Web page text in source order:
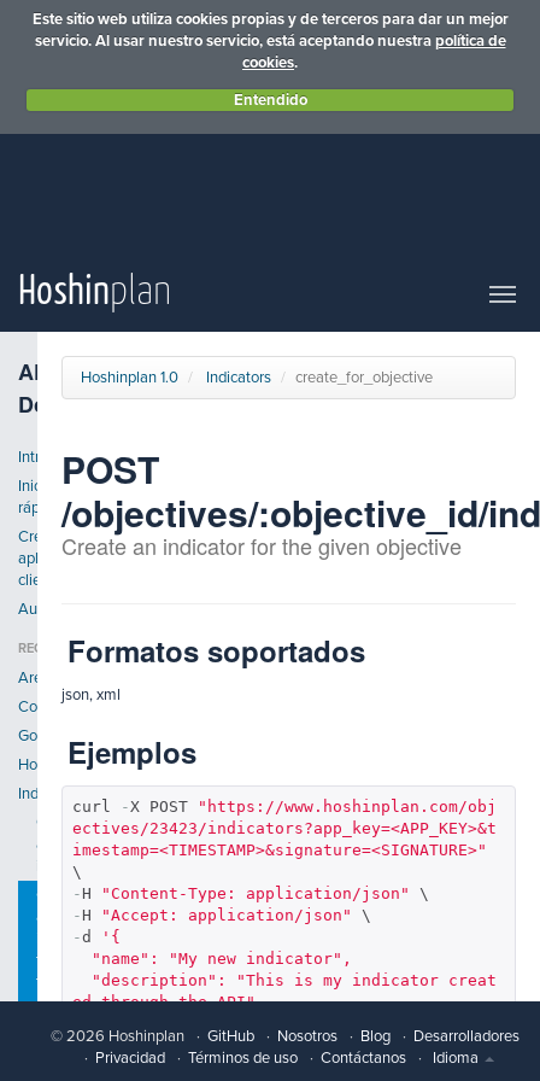
Este sitio web utiliza cookies propias y de terceros para dar un mejor
servicio. Al usar nuestro servicio, está aceptando nuestrapolítica de
cookies.
Entendido
Hoshinplan
API
Docs
Introducción
Inicio
rápido
Crear
aplicación
cliente
Autenticación
RECURSOS
Areas
Companies
Goals
Hoshins
Indicators
Get
an
indicator
Create
an
indicator
for
the
given
Hoshinplan 1.0 Indicators create_for_objective
POST
/objectives/:objective_id/
Create an indicator for the given objective
Formatos soportados
json, xml
Ejemplos
curl -X POST
"https://www.hoshinplan.com/obj
ectives/23423/indicators?app_key=<APP_KEY>&t
imestamp=<TIMESTAMP>&signature=<SIGNATURE>"
- H "Content-Type: application/json"
- H "Accept: application/json"
-d
'{
ed through the API",
  "goal": "100",
© 2026 Hoshinplan GitHub Nosotros Blog
Desarrolladores
Privacidad
Términos de uso Contáctanos Idioma